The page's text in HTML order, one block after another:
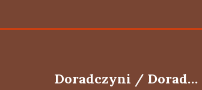
Doradczyni / Doradca Techniczno-Handlowy